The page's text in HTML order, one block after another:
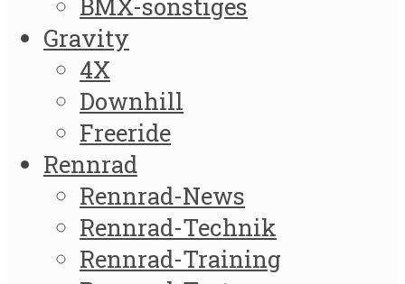
BMX-sonstiges
Gravity
4X
Downhill
Freeride
Rennrad
Rennrad-News
Rennrad-Technik
Rennrad-Training